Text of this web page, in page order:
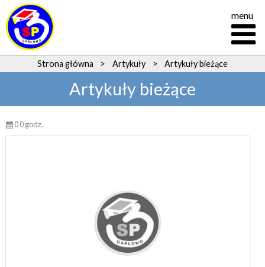
menu
Strona główna > Artykuły > Artykuły bieżące
Artykuły bieżące
0 0 godz.